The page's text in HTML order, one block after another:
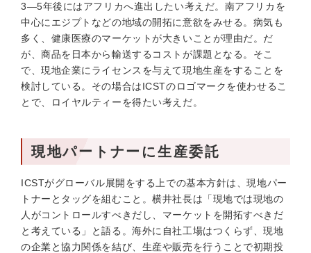
3—5年後にはアフリカへ進出したい考えだ。南アフリカを
中心にエジプトなどの地域の開拓に意欲をみせる。病気も
多く、健康医療のマーケットが大きいことが理由だ。だ
が、商品を日本から輸送するコストが課題となる。そこ
で、現地企業にライセンスを与えて現地生産をすることを
検討している。その場合はICSTのロゴマークを使わせるこ
とで、ロイヤルティーを得たい考えだ。
現地パートナーに生産委託
ICSTがグローバル展開をする上での基本方針は、現地パー
トナーとタッグを組むこと。横井社長は「現地では現地の
人がコントロールすべきだし、マーケットを開拓すべきだ
と考えている」と語る。海外に自社工場はつくらず、現地
の企業と協力関係を結び、生産や販売を行うことで初期投